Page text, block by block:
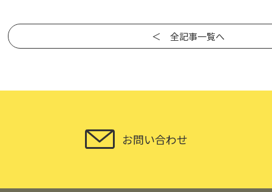
＜ 全記事一覧へ
お問い合わせ